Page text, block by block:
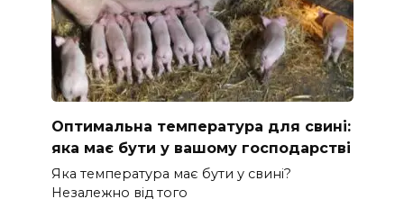
Оптимальна температура для свині:
яка має бути у вашому господарстві
Яка температура має бути у свині?
Незалежно від того